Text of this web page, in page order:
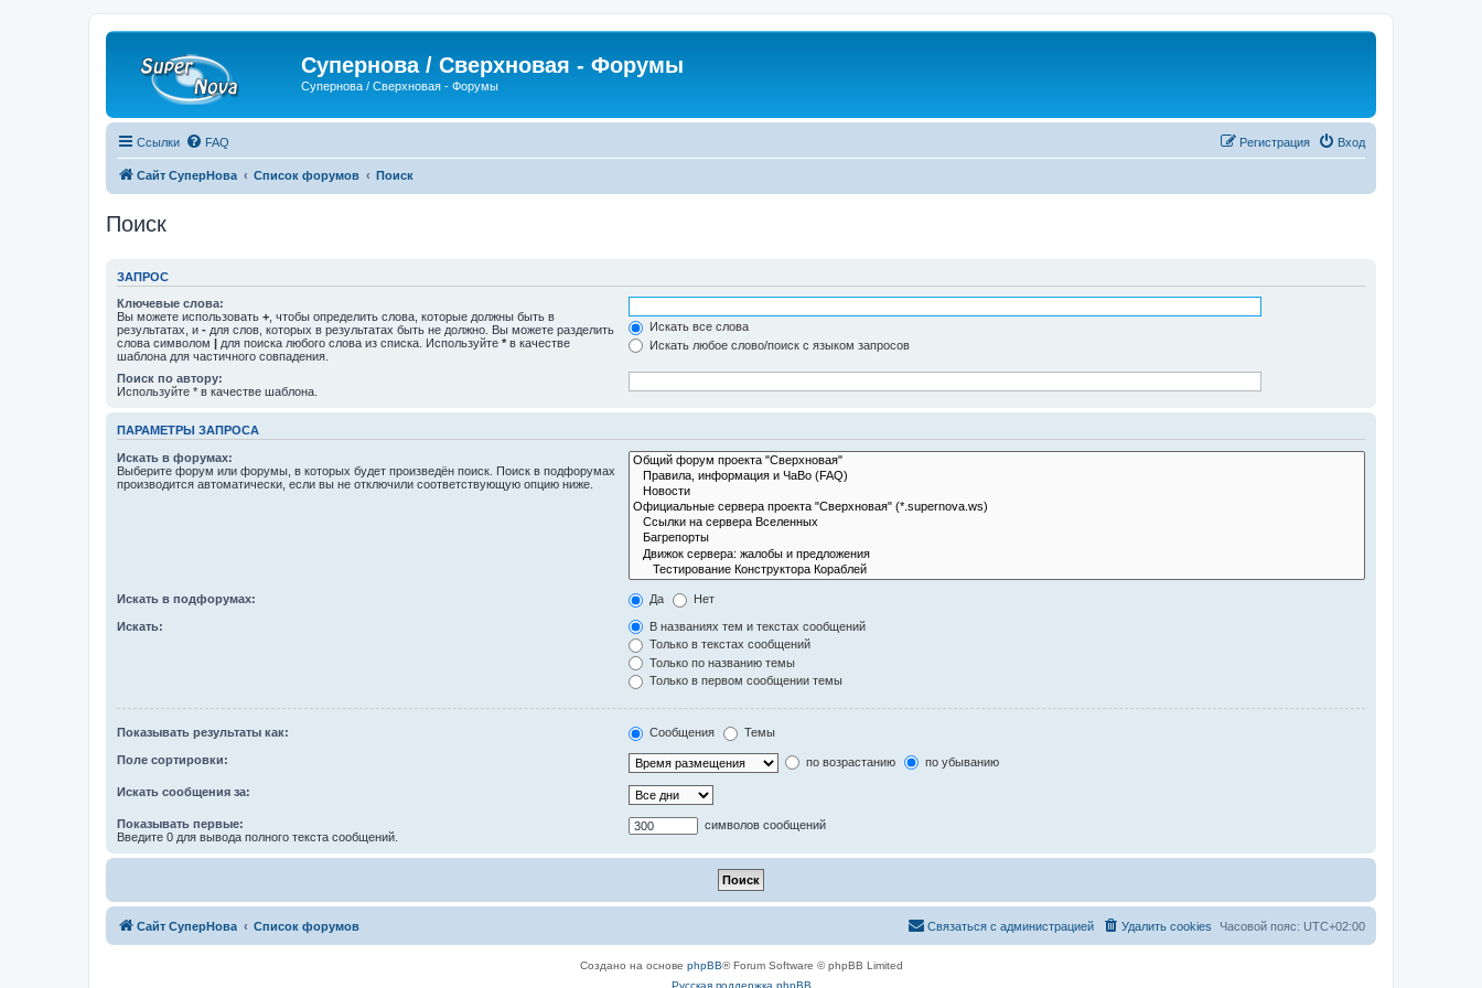
Супернова / Сверхновая - Форумы
Супернова / Сверхновая - Форумы
Ссылки FAQ Вход
Регистрация
Сайт СуперНова Список форумов Поиск
Поиск
ЗАПРОС
Ключевые слова:
Вы можете использовать + , чтобы определить слова, которые должны быть в
результатах, и - для слов, которых в результатах быть не должно. Вы можете разделить
слова символом | для поиска любого слова из списка. Используйте * в качестве
шаблона для частичного совпадения.
Искать все слова
Искать любое слово/поиск с языком запросов
Поиск по автору:
Используйте * в качестве шаблона.
ПАРАМЕТРЫ ЗАПРОСА
Искать в форумах:
Выберите форум или форумы, в которых будет произведён поиск. Поиск в подфорумах
производится автоматически, если вы не отключили соответствующую опцию ниже.
Искать в подфорумах: Да Нет
Искать:
В названиях тем и текстах сообщений
Только в текстах сообщений
Только по названию темы
Только в первом сообщении темы
Показывать результаты как: Сообщения Темы
Поле сортировки: по возрастанию по убыванию
Искать сообщения за:
Показывать первые:
Введите 0 для вывода полного текста сообщений.
символов сообщений
Сайт СуперНова Список форумов Часовой пояс: UTC+02:00
Удалить cookies
Связаться с администрацией
Создано на основе phpBB® Forum Software © phpBB Limited
Русская поддержка phpBB